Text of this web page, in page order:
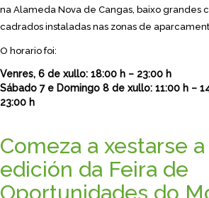
na Alameda Nova de Cangas, baixo grandes
cadrados instaladas nas zonas de
O horario foi:
Venres, 6 de xullo: 18:00 h – 23:00 h
Sábado 7 e Domingo 8 de xullo: 11:00 h –
23:00 h
Comeza a xestarse
edición da Feira de
Oportunidades do